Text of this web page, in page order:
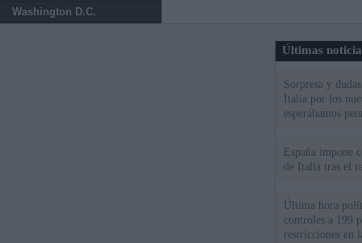
Washington D.C.
Últimas
Sorpresa y
Italia por los
esperábamos
España impone
de Italia tras el
Última hora
controles a 199
restricciones en